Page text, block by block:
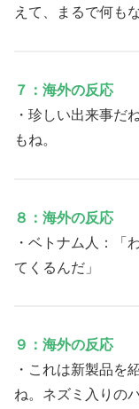
えて、まるで何も
７：海外の反応
・珍しい出来事だ
もね。
８：海外の反応
・ベトナム人：「
てくるんだ」
９：海外の反応
・これは新製品を
ね。ネズミ入りの